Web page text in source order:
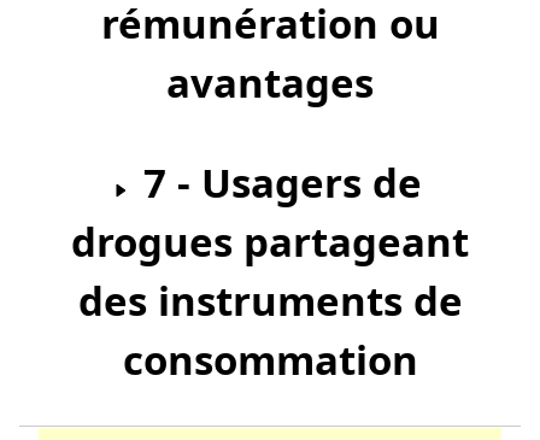
rémunération ou
avantages
drogues partageant
des instruments de
consommation